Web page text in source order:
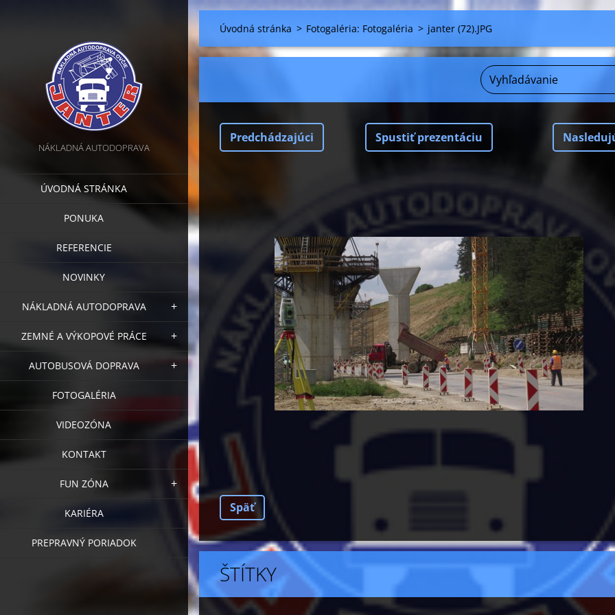
NÁKLADNÁ AUTODOPRAVA
ÚVODNÁ STRÁNKA
PONUKA
REFERENCIE
NOVINKY
NÁKLADNÁ AUTODOPRAVA
ZEMNÉ A VÝKOPOVÉ PRÁCE
AUTOBUSOVÁ DOPRAVA
FOTOGALÉRIA
VIDEOZÓNA
KONTAKT
FUN ZÓNA
KARIÉRA
PREPRAVNÝ PORIADOK
Úvodná stránka > Fotogaléria: Fotogaléria > janter (72).JPG
Predchádzajúci Spustiť prezentáciu
Späť
ŠTÍTKY